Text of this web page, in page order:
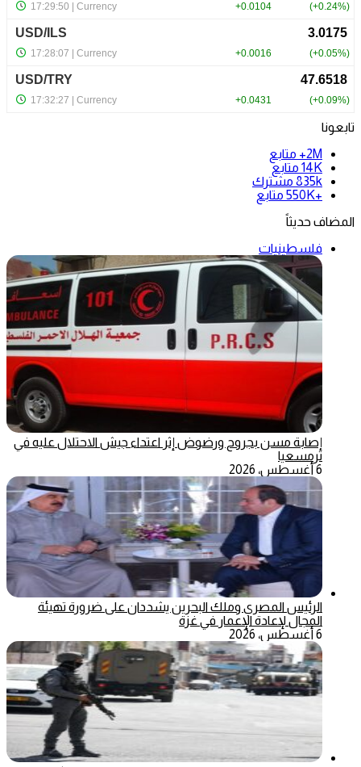
تابعونا
2M+
متابع
14K متابع
835k مشترك
+550K
متابع
المضاف حديثاً
فلسطينيات
إصابة مسن بجروح ورضوض إثر اعتداء جيش الاحتلال عليه في
ترمسعيا
6 أغسطس، 2026
الرئيس المصري وملك البحرين يشددان على ضرورة تهيئة
المجال لإعادة الإعمار في غزة
6 أغسطس، 2026